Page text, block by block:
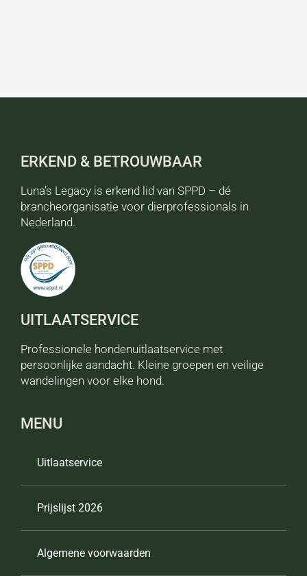
ERKEND & BETROUWBAAR
Luna’s Legacy is erkend lid van SPPD – dé
brancheorganisatie voor dierprofessionals in
Nederland.
UITLAATSERVICE
Professionele hondenuitlaatservice met
persoonlijke aandacht. Kleine groepen en veilige
wandelingen voor elke hond.
MENU
Uitlaatservice
Prijslijst 2026
Algemene voorwaarden